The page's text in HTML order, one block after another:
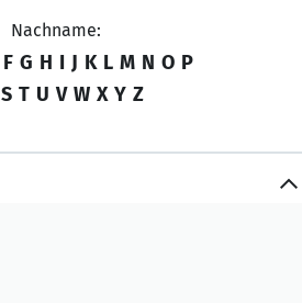
Nachname:
F G H I J K L M N O P
S T U V W X Y Z